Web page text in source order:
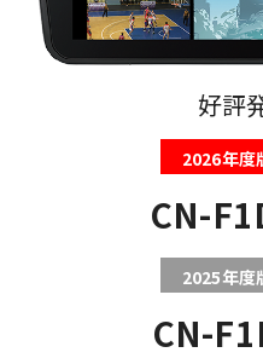
好評
2026年度
CN-
2025年度
CN-